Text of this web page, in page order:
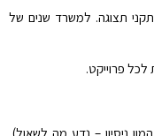
תצוגה. למשרד שנים של
פרוייקט.